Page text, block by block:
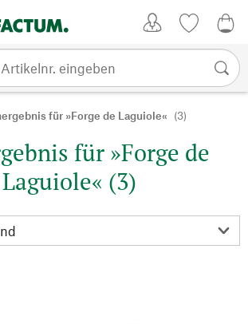
für »Forge de Laguiole« (3)
für »Forge de
Laguiole« (3)